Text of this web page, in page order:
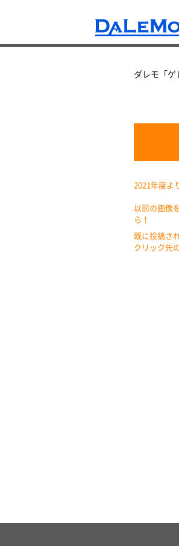
ダレモ「ゲ
2021年度よ
以前の画像
ら！
既に投稿さ
クリック先